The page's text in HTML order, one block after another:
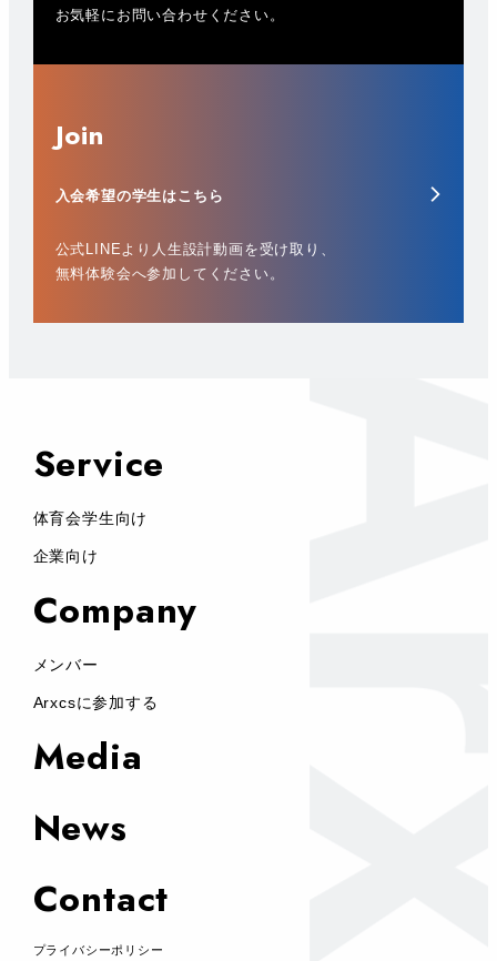
お気軽にお問い合わせください。
Join
入会希望の学生はこちら
公式LINEより人生設計動画を受け取り、
無料体験会へ参加してください。
Service
体育会学生向け
企業向け
Company
メンバー
Arxcsに参加する
Media
News
Contact
プライバシーポリシー